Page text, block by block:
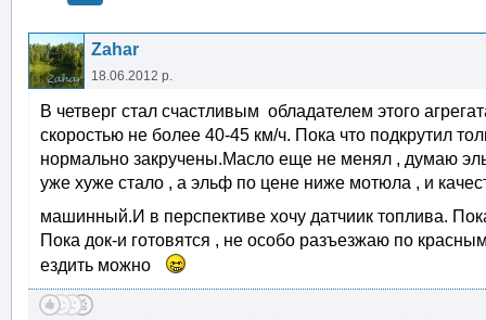
Zahar
18.06.2012 р.
В четверг стал счастливым обладателем этого
скоростью не более 40-45 км/ч. Пока что подкрутил
нормально закручены.Масло еще не менял , думаю
уже хуже стало , а эльф по цене ниже мотюла , и
машинный.И в перспективе хочу датчиик топлива.
Пока док-и готовятся , не особо разъезжаю по
ездить можно